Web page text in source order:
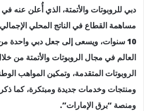
العالم في مجال الروبوتات والأتمتة من
الروبوتات المتقدمة، وتمكين المواهب
ومنتجات وخدمات جديدة ومبتكرة، كما
ومنصة “برق الإمارات”.